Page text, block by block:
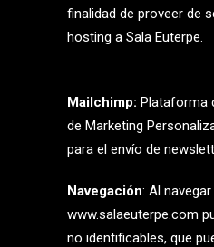
finalidad de proveer de
hosting a Sala Euterpe.
Mailchimp: Plataforma
de Marketing
para el envío de
Navegación: Al
www.salaeuterpe.com
no identificables, que